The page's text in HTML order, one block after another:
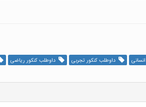
داوطلب کنکور تجربی داوطلب کنکور ریاضی